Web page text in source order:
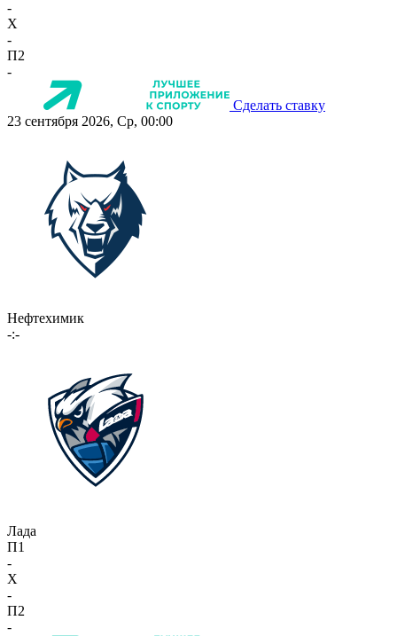
-
X
-
П2
-
Сделать ставку
23 сентября 2026, Ср, 00:00
Нефтехимик
-:-
Лада
П1
-
X
-
П2
-